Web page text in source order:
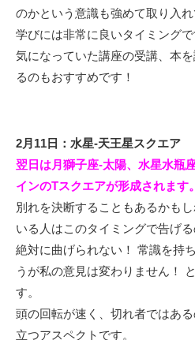
のかという意識も強めて取り入れ
学びには非常に良いタイミングで
気になっていた講座の受講、本
るのもおすすめです！
2月11日：水星-天王星スクエア
翌日は月獅子座-太陽、水星水瓶
インのTスクエアが形成されます。
別れを決断することもあるかも
いる人はこのタイミングで告げる
絶対に曲げられない！ 常識を持
うが私の意見は変わりません！
す。
頭の回転が速く、切れ者ではあ
立つアスペクトです。